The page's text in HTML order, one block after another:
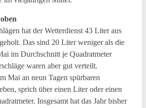
hat der Wetterdienst 43 Liter aus
Das sind 20 Liter weniger als die
im Durchschnitt je Quadratmeter
waren aber gut verteilt.
Mai an neun Tagen spürbaren
sprich über einen Liter oder einen
Insgesamt hat das Jahr bisher